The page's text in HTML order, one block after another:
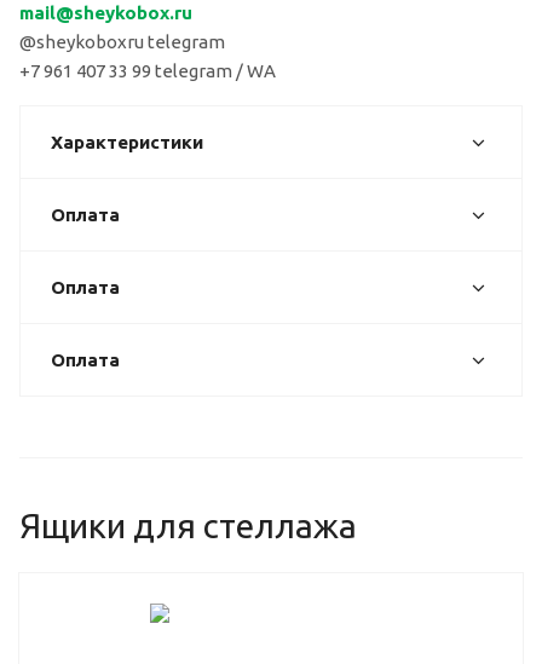
mail@sheykobox.ru
@sheykoboxru telegram
+7 961 407 33 99 telegram / WA
Характеристики
Оплата
Оплата
Оплата
Ящики для стеллажа